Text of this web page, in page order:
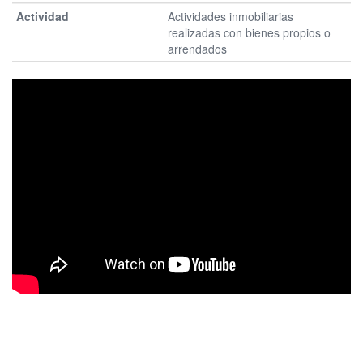
Actividades inmobiliarias
realizadas con bienes propios o
arrendados